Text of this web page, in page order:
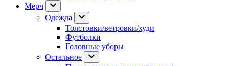
Мерч
Одежда
Толстовки/ветровки/худи
Футболки
Головные уборы
Остальное